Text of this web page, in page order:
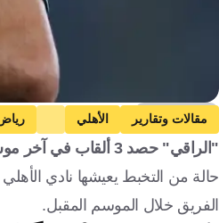
Getty Images
مقالات وتقارير الأهلي
الجزائر
ساحل العاج كرة قدم
"الراقي" حصد 3 ألقاب في آخر موسمين
حالة من التخبط يعيشها نادي
الفريق خلال الموسم المقبل.